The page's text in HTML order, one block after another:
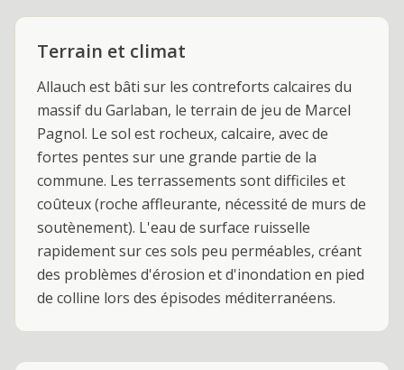
Terrain et climat
Allauch est bâti sur les contreforts calcaires du
massif du Garlaban, le terrain de jeu de Marcel
Pagnol. Le sol est rocheux, calcaire, avec de
fortes pentes sur une grande partie de la
commune. Les terrassements sont difficiles et
coûteux (roche affleurante, nécessité de murs de
soutènement). L'eau de surface ruisselle
rapidement sur ces sols peu perméables, créant
des problèmes d'érosion et d'inondation en pied
de colline lors des épisodes méditerranéens.